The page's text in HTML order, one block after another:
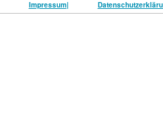
Impressum|